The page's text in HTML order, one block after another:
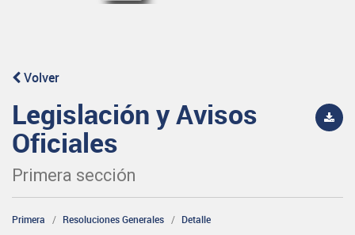
Volver
Legislación y Avisos
Oficiales
Primera sección
Primera Resoluciones Generales Detalle